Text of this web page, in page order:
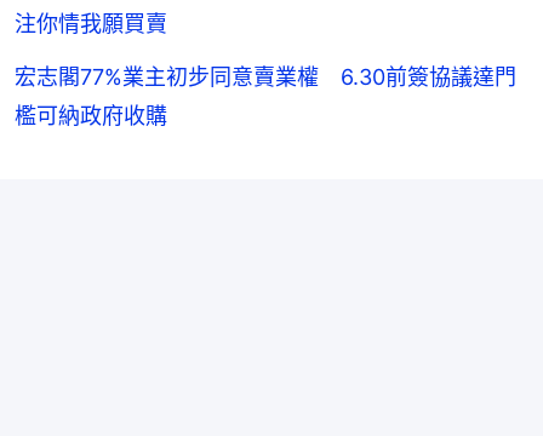
注你情我願買賣
宏志閣77%業主初步同意賣業權 6.30前簽協議達門
檻可納政府收購